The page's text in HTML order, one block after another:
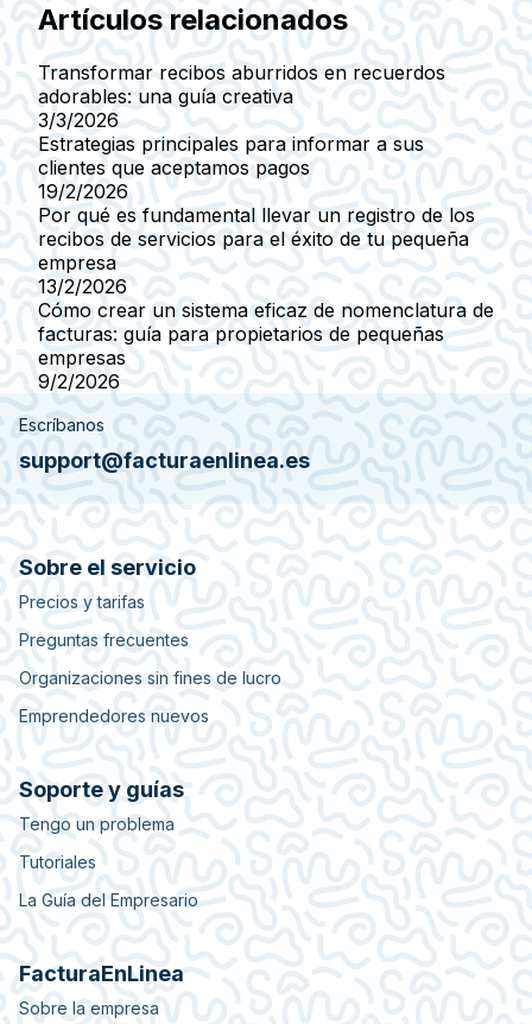
Artículos relacionados
Transformar recibos aburridos en recuerdos
adorables: una guía creativa
3/3/2026
Estrategias principales para informar a sus
clientes que aceptamos pagos
19/2/2026
Por qué es fundamental llevar un registro de los
recibos de servicios para el éxito de tu pequeña
empresa
13/2/2026
Cómo crear un sistema eficaz de nomenclatura de
facturas: guía para propietarios de pequeñas
empresas
9/2/2026
Escríbanos
support@facturaenlinea.es
Sobre el servicio
Precios y tarifas
Preguntas frecuentes
Organizaciones sin fines de lucro
Emprendedores nuevos
Soporte y guías
Tengo un problema
Tutoriales
La Guía del Empresario
FacturaEnLinea
Sobre la empresa